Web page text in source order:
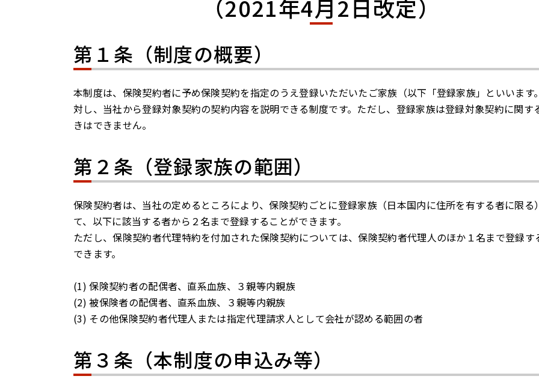
（2021年4月2日改定）
第１条（制度の概要）
本制度は、保険契約者に予め保険契約を指定のうえ登録いただいたご家族（以下「登録家族」といいます
対し、当社から登録対象契約の契約内容を説明できる制度です。ただし、登録家族は登録対象契約に関す
きはできません。
第２条（登録家族の範囲）
保険契約者は、当社の定めるところにより、保険契約ごとに登録家族（日本国内に住所を有する者に限る
て、以下に該当する者から２名まで登録することができます。
ただし、保険契約者代理特約を付加された保険契約については、保険契約者代理人のほか１名まで登録す
できます。
(1) 保険契約者の配偶者、直系血族、３親等内親族
(2) 被保険者の配偶者、直系血族、３親等内親族
(3) その他保険契約者代理人または指定代理請求人として会社が認める範囲の者
第３条（本制度の申込み等）